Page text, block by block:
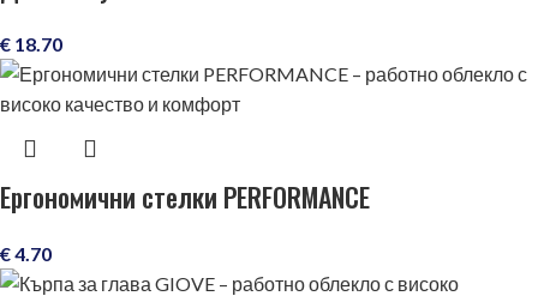
€ 18.70
Ергономични стелки PERFORMANCE
€4.70